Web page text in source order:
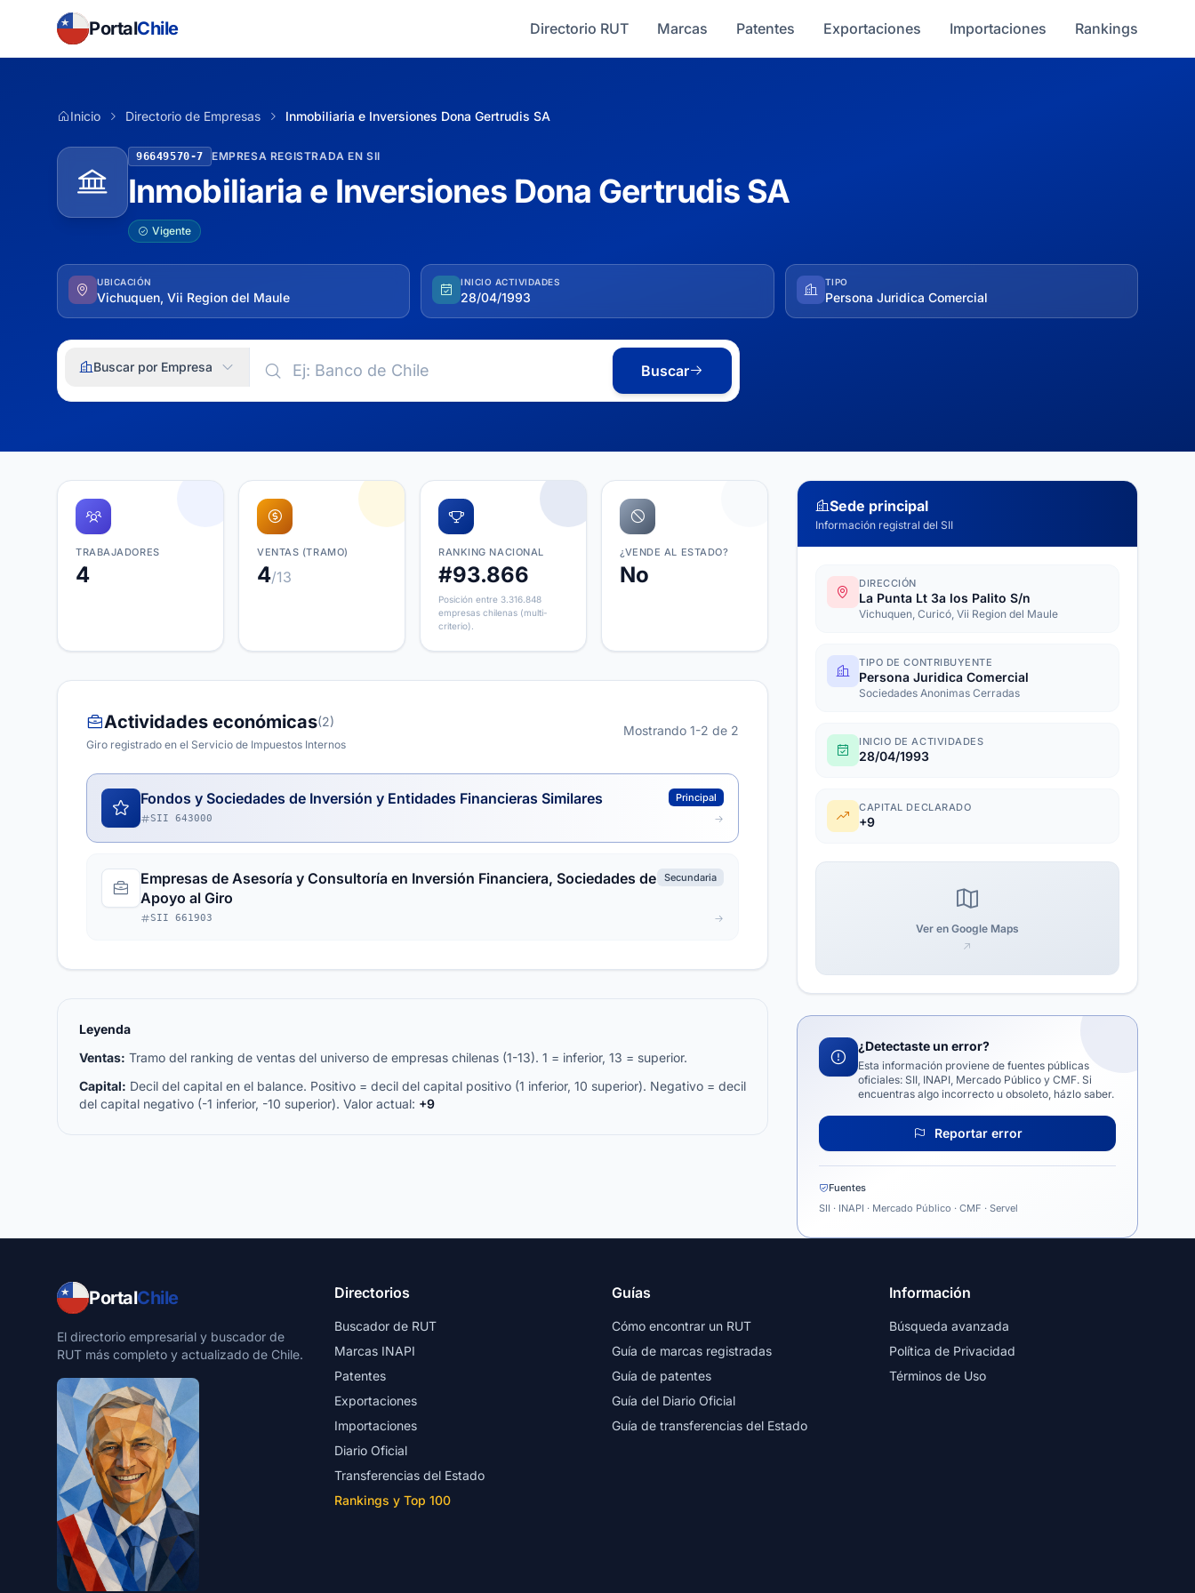
PortalChile Directorio RUT Marcas Patentes Exportaciones Importaciones Rankings
Inicio Directorio de Empresas Inmobiliaria e Inversiones Dona Gertrudis SA
96649570-7 EMPRESA REGISTRADA EN SII
Inmobiliaria e Inversiones Dona Gertrudis SA
Vigente
UBICACIÓN
Vichuquen, Vii Region del Maule
INICIO ACTIVIDADES
28/04/1993
TIPO
Persona Juridica Comercial
Buscar por Empresa Buscar
TRABAJADORES
4
VENTAS (TRAMO)
4/13
RANKING NACIONAL
#93.866
Posición entre 3.316.848
empresas chilenas (multi-
criterio).
¿VENDE AL ESTADO?
No
Actividades económicas(2)
Giro registrado en el Servicio de Impuestos Internos
Mostrando 1-2 de 2
Fondos y Sociedades de Inversión y Entidades Financieras Similares Principal
SII 643000
Empresas de Asesoría y Consultoría en Inversión Financiera, Sociedades de
Apoyo al Giro
Secundaria
SII 661903
Leyenda
Ventas: Tramo del ranking de ventas del universo de empresas chilenas (1-13). 1 = inferior, 13 = superior.
Capital: Decil del capital en el balance. Positivo = decil del capital positivo (1 inferior, 10 superior). Negativo = decil
del capital negativo (-1 inferior, -10 superior). Valor actual: +9
Sede principal
Información registral del SII
DIRECCIÓN
La Punta Lt 3a los Palito S/n
Vichuquen, Curicó, Vii Region del Maule
TIPO DE CONTRIBUYENTE
Persona Juridica Comercial
Sociedades Anonimas Cerradas
INICIO DE ACTIVIDADES
28/04/1993
CAPITAL DECLARADO
+9
Ver en Google Maps
¿Detectaste un error?
Esta información proviene de fuentes públicas
oficiales: SII, INAPI, Mercado Público y CMF. Si
encuentras algo incorrecto u obsoleto, házlo saber.
Reportar error
Fuentes
SII · INAPI · Mercado Público · CMF · Servel
PortalChile
El directorio empresarial y buscador de
RUT más completo y actualizado de Chile.
Directorios
Buscador de RUT
Marcas INAPI
Patentes
Exportaciones
Importaciones
Diario Oficial
Transferencias del Estado
Rankings y Top 100
Guías
Cómo encontrar un RUT
Guía de marcas registradas
Guía de patentes
Guía del Diario Oficial
Guía de transferencias del Estado
Información
Búsqueda avanzada
Política de Privacidad
Términos de Uso